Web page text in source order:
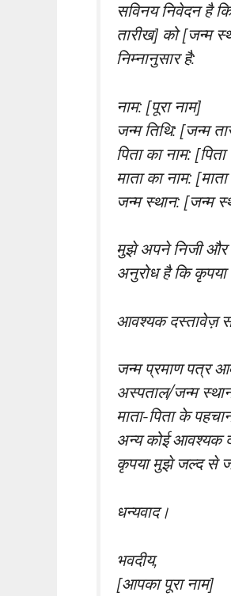
सविनय निवेदन है
तारीख] को [जन्म
निम्नानुसार है:
नाम: [पूरा नाम]
जन्म तिथि: [जन्म
पिता का नाम:
माता का नाम:
जन्म स्थान: [जन्म
मुझे अपने निजी और
अनुरोध है कि कृपया
आवश्यक दस्तावेज़
जन्म प्रमाण पत्र
अस्पताल/जन्म
माता-पिता के
अन्य कोई आवश्यक
कृपया मुझे जल्द से
धन्यवाद।
भवदीय,
[आपका पूरा नाम]